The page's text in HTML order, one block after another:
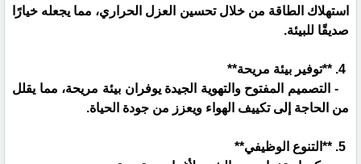
استهلاك الطاقة من خلال تحسين العزل الحراري، مما يجعله خيارًا
صديقًا للبيئة.
- التصميم المفتوح والتهوية الجيدة يوفران بيئة مريحة، مما يقلل
من الحاجة إلى تكييف الهواء ويعزز من جودة الحياة.